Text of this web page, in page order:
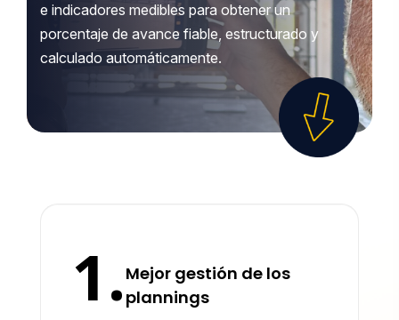
e indicadores medibles para obtener un
porcentaje de avance fiable, estructurado y
calculado automáticamente.
1. Mejor gestión de los
plannings